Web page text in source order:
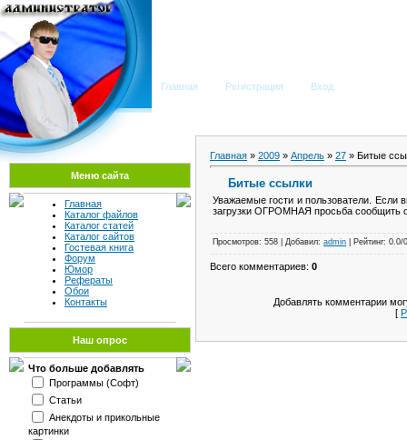
Главная Регистрация Вход
Меню сайта
Главная
Каталог файлов
Каталог статей
Каталог сайтов
Гостевая книга
Форум
Юмор
Рефераты
Обои
Контакты
Наш опрос
Что больше добавлять
Программы (Софт)
Статьи
Анекдоты и прикольные
картинки
Главная » 2009 » Апрель » 27 » Битые
Битые ссылки
Уважаемые гости и пользователи. Если
загрузки ОГРОМНАЯ просьба сообщить
Просмотров: 558 | Добавил: admin | Рейтинг:
Всего комментариев: 0
Добавлять комментарии
[